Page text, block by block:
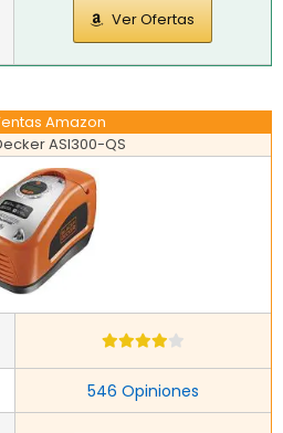
Ver Ofertas
Amazon
ASI300-QS
546 Opiniones